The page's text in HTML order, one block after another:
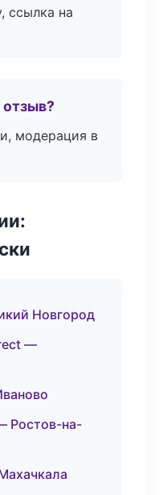
ссылка на
модерация в
Новгород
—
Ростов-на-